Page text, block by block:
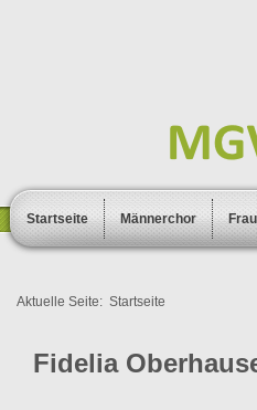
Startseite Männerchor
Aktuelle Seite: Startseite
Fidelia